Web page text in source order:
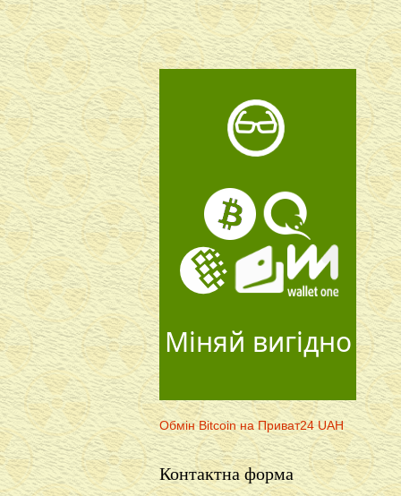
Міняй вигідно
Обмін Bitcoin на Приват24 UAH
Контактна форма